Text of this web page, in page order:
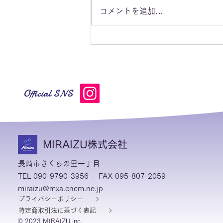
コメントを追加…
Official SNS
MIRAIZU株式会社
長崎市さくらの里一丁目
TEL 090-9790-3956
FAX 095-807-2059
プライバシーポリシー
miraizu@mxa.cncm.ne.jp
特定商取引法に基づく表記
© 2023 MIRAIZU inc.